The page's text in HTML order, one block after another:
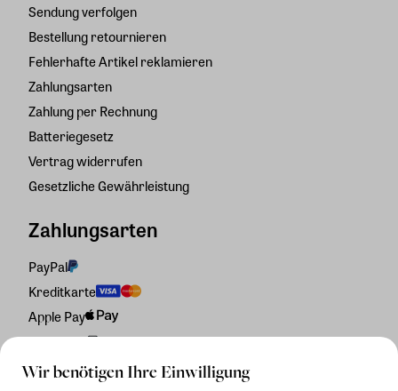
Wir benötigen Ihre Einwilligung
Sendung verfolgen
Bestellung retournieren
Fehlerhafte Artikel reklamieren
Zahlungsarten
Zahlung per Rechnung
Batteriegesetz
Vertrag widerrufen
Gesetzliche Gewährleistung
Zahlungsarten
PayPal
Kreditkarte
Apple Pay
Rechnung